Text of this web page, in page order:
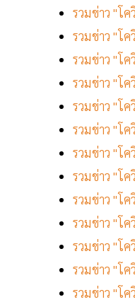
รวมข่าว "โ
รวมข่าว "โ
รวมข่าว "โ
รวมข่าว "โ
รวมข่าว "โ
รวมข่าว "โ
รวมข่าว "โ
รวมข่าว "โ
รวมข่าว "โ
รวมข่าว "โ
รวมข่าว "โ
รวมข่าว "โ
รวมข่าว "โ